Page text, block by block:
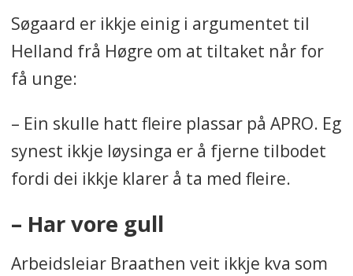
Søgaard er ikkje einig i argumentet til
Helland frå Høgre om at tiltaket når for
få unge:
– Ein skulle hatt fleire plassar på APRO. Eg
synest ikkje løysinga er å fjerne tilbodet
fordi dei ikkje klarer å ta med fleire.
– Har vore gull
Arbeidsleiar Braathen veit ikkje kva som